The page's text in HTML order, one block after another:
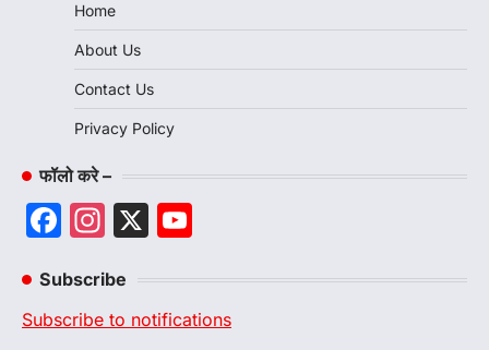
Home
About Us
Contact Us
Privacy Policy
फॉलो करे –
Facebook
Instagram
X
Subscribe
Subscribe to notifications